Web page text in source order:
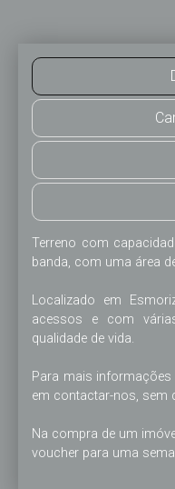
Terreno com
banda, com uma área
Localizado em
acessos e com
qualidade de vida.
Para mais
em contactar-nos, sem
Na compra de um
voucher para uma